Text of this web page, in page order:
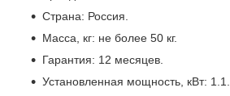
Страна: Россия.
Масса, кг: не более 50 кг.
Гарантия: 12 месяцев.
Установленная мощность, кВт: 1.1.